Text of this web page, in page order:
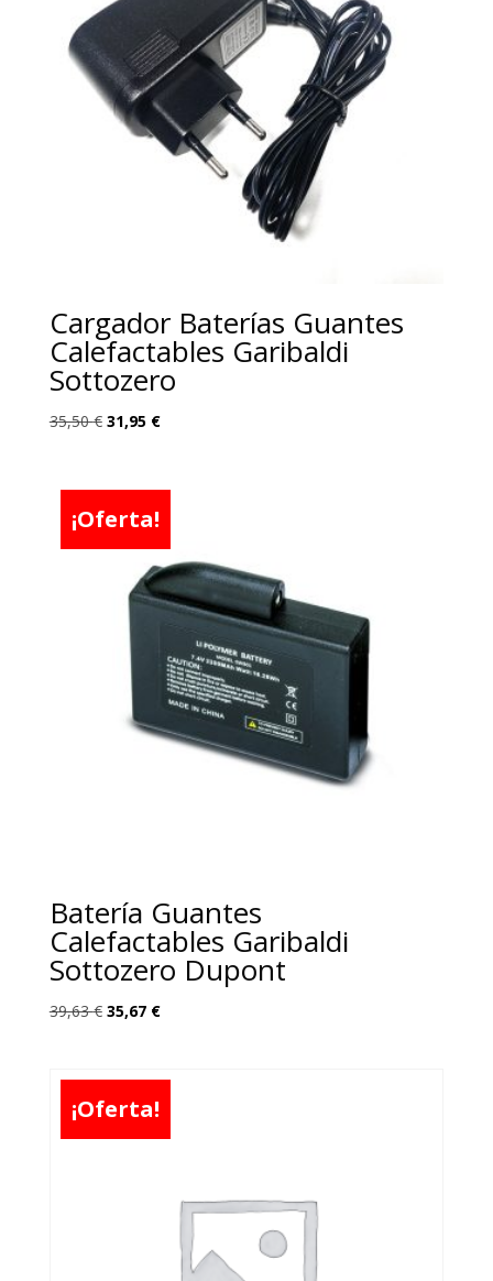
Cargador Baterías Guantes
Calefactables Garibaldi
Sottozero
35,50€ El
era:
35,50 €.
31,95 €El
es:
¡Oferta!
Batería Guantes
Calefactables Garibaldi
Sottozero Dupont
39,63€ El
era:
39,63 €.
35,67 €El
es:
¡Oferta!